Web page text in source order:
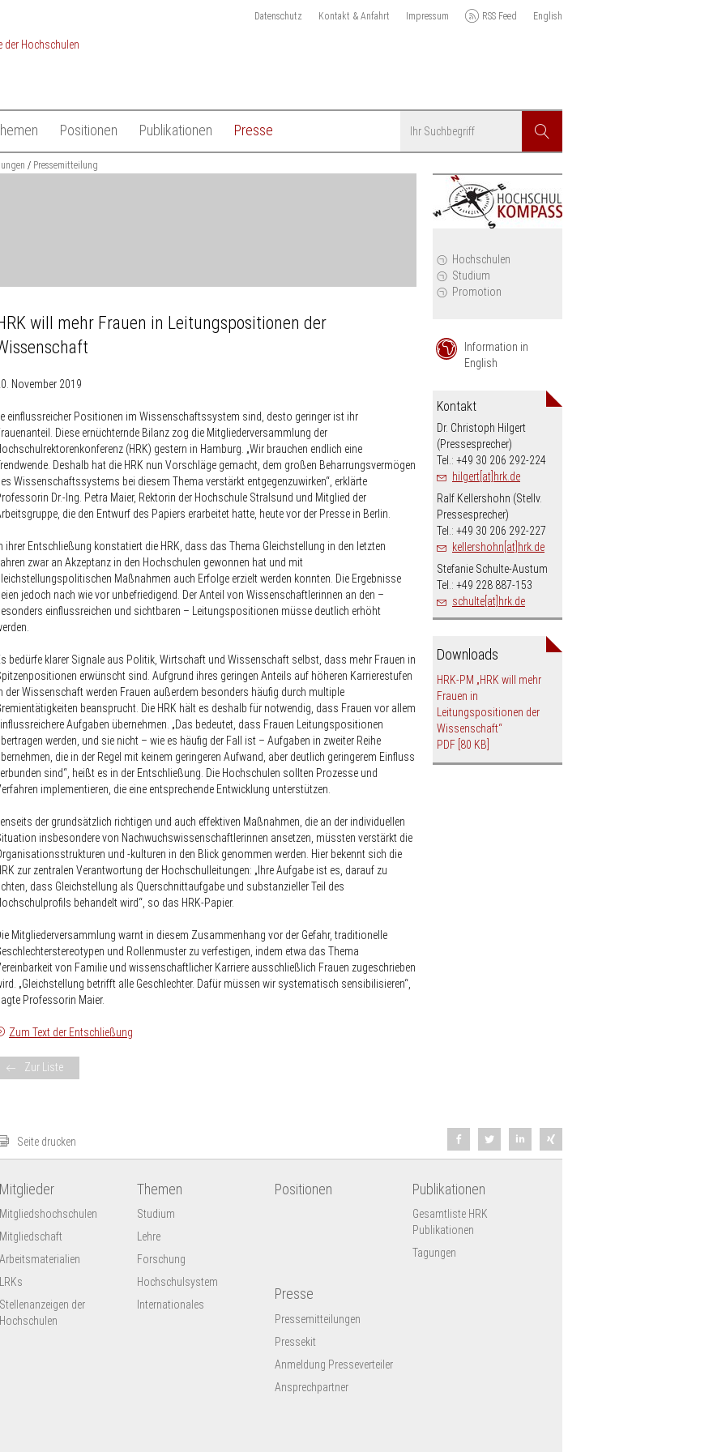
Datenschutz Kontakt & Anfahrt Impressum RSS Feed English
Suchen
Hochschulen
Studium
Positionen Publikationen Presse
Pressemitteilung
will mehr Frauen in Leitungspositionen der
November 2019
einflussreicher Positionen im Wissenschaftssystem sind, desto geringer ist ihr
Diese ernüchternde Bilanz zog die Mitgliederversammlung der
(HRK) gestern in Hamburg. „Wir brauchen endlich eine
Deshalb hat die HRK nun Vorschläge gemacht, dem großen Beharrungsvermögen
Wissenschaftssystems bei diesem Thema verstärkt entgegenzuwirken“, erklärte
Dr.-Ing. Petra Maier, Rektorin der Hochschule Stralsund und Mitglied der
die den Entwurf des Papiers erarbeitet hatte, heute vor der Presse in Berlin.
ihrer Entschließung konstatiert die HRK, dass das Thema Gleichstellung in den letzten
zwar an Akzeptanz in den Hochschulen gewonnen hat und mit
Maßnahmen auch Erfolge erzielt werden konnten. Die Ergebnisse
jedoch nach wie vor unbefriedigend. Der Anteil von Wissenschaftlerinnen an den –
einflussreichen und sichtbaren – Leitungspositionen müsse deutlich erhöht
bedürfe klarer Signale aus Politik, Wirtschaft und Wissenschaft selbst, dass mehr Frauen in
erwünscht sind. Aufgrund ihres geringen Anteils auf höheren Karrierestufen
der Wissenschaft werden Frauen außerdem besonders häufig durch multiple
beansprucht. Die HRK hält es deshalb für notwendig, dass Frauen vor allem
Aufgaben übernehmen. „Das bedeutet, dass Frauen Leitungspositionen
werden, und sie nicht – wie es häufig der Fall ist – Aufgaben in zweiter Reihe
die in der Regel mit keinem geringeren Aufwand, aber deutlich geringerem Einfluss
sind“, heißt es in der Entschließung. Die Hochschulen sollten Prozesse und
implementieren, die eine entsprechende Entwicklung unterstützen.
der grundsätzlich richtigen und auch effektiven Maßnahmen, die an der individuellen
insbesondere von Nachwuchswissenschaftlerinnen ansetzen, müssten verstärkt die
und -kulturen in den Blick genommen werden. Hier bekennt sich die
zur zentralen Verantwortung der Hochschulleitungen: „Ihre Aufgabe ist es, darauf zu
dass Gleichstellung als Querschnittaufgabe und substanzieller Teil des
behandelt wird“, so das HRK-Papier.
Mitgliederversammlung warnt in diesem Zusammenhang vor der Gefahr, traditionelle
und Rollenmuster zu verfestigen, indem etwa das Thema
von Familie und wissenschaftlicher Karriere ausschließlich Frauen zugeschrieben
„Gleichstellung betrifft alle Geschlechter. Dafür müssen wir systematisch sensibilisieren“,
Professorin Maier.
Zum Text der Entschließung
Zur Liste
Hochschulen
Studium
Promotion
Information in
English
Kontakt
Dr. Christoph Hilgert
(Pressesprecher)
Tel.: +49 30 206 292-224
hilgert[at]hrk.de
Ralf Kellershohn (Stellv.
Pressesprecher)
Tel.: +49 30 206 292-227
kellershohn[at]hrk.de
Stefanie Schulte-Austum
Tel.: +49 228 887-153
schulte[at]hrk.de
Downloads
HRK-PM „HRK will mehr
Frauen in
Leitungspositionen der
Wissenschaft“
PDF [80 KB]
Seite drucken
Mitglieder
Mitgliedshochschulen
Mitgliedschaft
Arbeitsmaterialien
LRKs
Stellenanzeigen der
Hochschulen
Themen
Studium
Lehre
Forschung
Hochschulsystem
Internationales
Positionen Publikationen
Gesamtliste HRK
Publikationen
Tagungen
Presse
Pressemitteilungen
Pressekit
Anmeldung Presseverteiler
Ansprechpartner